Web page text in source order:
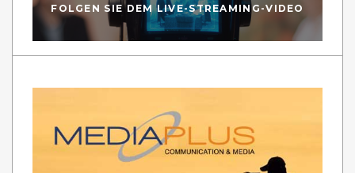
FOLGEN SIE DEM LIVE-STREAMING-VIDEO